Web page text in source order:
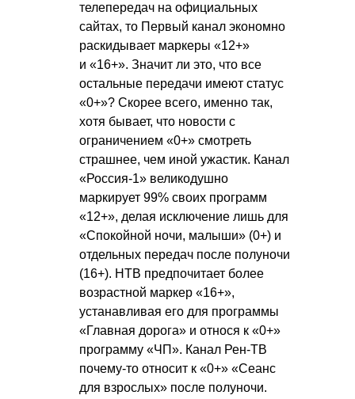
телепередач на официальных
сайтах, то Первый канал экономно
раскидывает маркеры «12+»
и «16+». Значит ли это, что все
остальные передачи имеют статус
«0+»? Скорее всего, именно так,
хотя бывает, что новости с
ограничением «0+» смотреть
страшнее, чем иной ужастик. Канал
«Россия-1» великодушно
маркирует 99% своих программ
«12+», делая исключение лишь для
«Спокойной ночи, малыши» (0+) и
отдельных передач после полуночи
(16+). НТВ предпочитает более
возрастной маркер «16+»,
устанавливая его для программы
«Главная дорога» и относя к «0+»
программу «ЧП». Канал Рен-ТВ
почему-то относит к «0+» «Сеанс
для взрослых» после полуночи.